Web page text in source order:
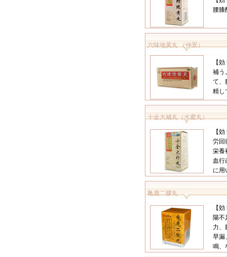
腰
六味地黄丸 （仲景）
【
補う
て、
精し
十全大補丸（水蜜丸）
【
労回
栄養
血行
に用
亀鹿二膠丸
【
陽不
力、
早漏
鳴、